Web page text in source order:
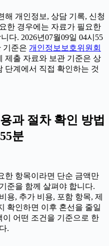
해 개인정보, 상담 기록, 신청
한 경우에는 자료가 필요한
다. 2026년07월09일 04시55
기준은 개인정보보호위원회
제출 자료와 보관 기준은 상
단계에서 직접 확인하는 것
과 절차 확인 방법
분
한 항목이라면 단순 금액만
준을 함께 살펴야 합니다.
용, 추가 비용, 포함 항목, 제
확인하면 이후 혼선을 줄일
어떤 조건을 기준으로 한
.